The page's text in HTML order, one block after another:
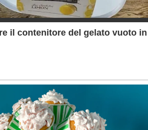
il contenitore del gelato vuoto in